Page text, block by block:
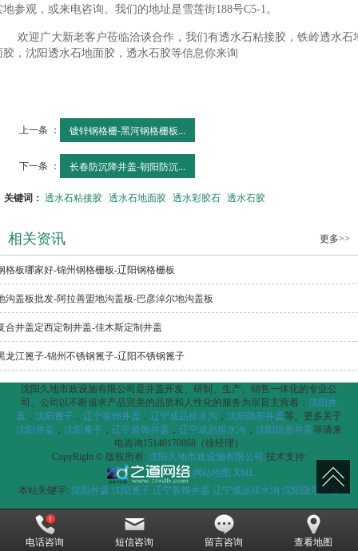
地参观，或来电咨询。我们的地址是雪莲街188号C5-1。
欢迎广大新老客户莅临洽谈合作，我们有透水石粘接胶，铁岭透水石
胶，沈阳透水石地面胶，透水石胶等信息你来询
上一条 ： 镀锌钢格栅-黑河钢格栅板...
下一条 ： 长春防沉降井盖-朝阳防沉...
关键词： 透水石粘接胶 透水石地面胶 透水彩胶石 透水石胶
相关资讯 更多>>
格板哪家好-锦州钢格栅板-辽阳钢格栅板
沟盖板批发-阿拉善盟地沟盖板-巴彦淖尔地沟盖板
合井盖定西定制井盖-佳木斯定制井盖
龙江篦子-锦州不锈钢篦子-辽阳不锈钢篦子
沈阳久地市政设施有限公司是井盖开发、研制、生产、销售一体化的专业公
司。公司以不断追求产品完美的品质和人性化的服务为宗旨主营着： 沈阳井
盖 ， 沈阳篦子 ， 辽宁装饰井盖 ， 辽宁成品排水沟 ， 沈阳隐形井盖等。更多关于
沈阳井盖 ， 沈阳篦子 ， 辽宁装饰井盖 ， 辽宁成品排水沟 ， 沈阳隐形井盖等请来
电咨询15140170868（徐经理）
CopyRight © 版权所有: 沈阳久地市政设施有限公司 技术支持:
网站地图 XML
本站关键字: 沈阳井盖 沈阳篦子 辽宁装饰井盖 辽宁成品排水沟 沈阳隐形井盖
电话咨询 短信咨询 留言咨询 查看地图